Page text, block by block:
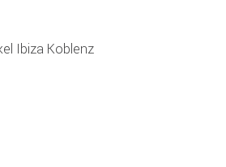
Ibiza Koblenz